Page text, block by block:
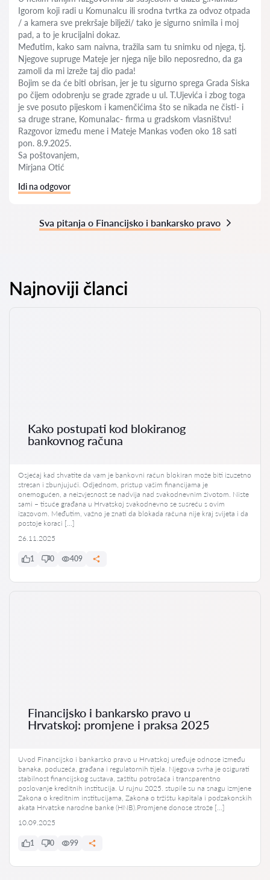
Igorom koji radi u Komunalcu ili srodna tvrtka za odvoz otpada
/ a kamera sve prekršaje bilježi/ tako je sigurno snimila i moj
pad, a to je krucijalni dokaz.
Međutim, kako sam naivna, tražila sam tu snimku od njega, tj.
Njegove supruge Mateje jer njega nije bilo neposredno, da ga
zamoli da mi izreže taj dio pada!
Bojim se da će biti obrisan, jer je tu sigurno sprega Grada Siska
po čijem odobrenju se grade zgrade u ul. T.Ujevića i zbog toga
je sve posuto pijeskom i kamenčićima što se nikada ne čisti- i
sa druge strane, Komunalac- firma u gradskom vlasništvu!
Razgovor između mene i Mateje Mankas vođen oko 18 sati
pon. 8.9.2025.
Sa poštovanjem,
Mirjana Otić
Idi na odgovor
Sva pitanja o Financijsko i bankarsko pravo
Najnoviji članci
Kako postupati kod blokiranog
bankovnog računa
Osjećaj kad shvatite da vam je bankovni račun blokiran može biti izuzetno
stresan i zbunjujući. Odjednom, pristup vašim financijama je
onemogućen, a neizvjesnost se nadvija nad svakodnevnim životom. Niste
sami – tisuće građana u Hrvatskoj svakodnevno se susreću s ovim
izazovom. Međutim, važno je znati da blokada računa nije kraj svijeta i da
postoje koraci […]
26.11.2025
1 0 409
Financijsko i bankarsko pravo u
Hrvatskoj: promjene i praksa 2025
Uvod Financijsko i bankarsko pravo u Hrvatskoj uređuje odnose između
banaka, poduzeća, građana i regulatornih tijela. Njegova svrha je osigurati
stabilnost financijskog sustava, zaštitu potrošača i transparentno
poslovanje kreditnih institucija. U rujnu 2025. stupile su na snagu izmjene
Zakona o kreditnim institucijama, Zakona o tržištu kapitala i podzakonskih
akata Hrvatske narodne banke (HNB).Promjene donose strože […]
10.09.2025
1 0 99